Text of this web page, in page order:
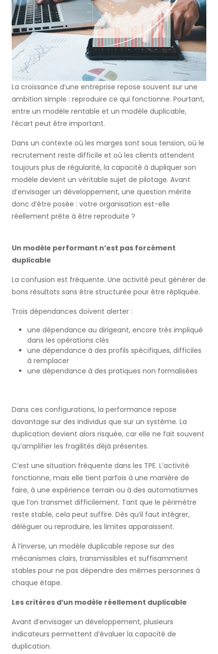
La croissance d’une entreprise repose souvent sur une
ambition simple : reproduire ce qui fonctionne. Pourtant,
entre un modèle rentable et un modèle duplicable,
l’écart peut être important.
Dans un contexte où les marges sont sous tension, où le
recrutement reste difficile et où les clients attendent
toujours plus de régularité, la capacité à dupliquer son
modèle devient un véritable sujet de pilotage. Avant
d’envisager un développement, une question mérite
donc d’être posée : votre organisation est-elle
réellement prête à être reproduite ?
Un modèle performant n’est pas forcément
duplicable
La confusion est fréquente. Une activité peut générer de
bons résultats sans être structurée pour être répliquée.
Trois dépendances doivent alerter :
une dépendance au dirigeant, encore très impliqué
dans les opérations clés
une dépendance à des profils spécifiques, difficiles
à remplacer
une dépendance à des pratiques non formalisées
Dans ces configurations, la performance repose
davantage sur des individus que sur un système. La
duplication devient alors risquée, car elle ne fait souvent
qu’amplifier les fragilités déjà présentes.
C’est une situation fréquente dans les TPE. L’activité
fonctionne, mais elle tient parfois à une manière de
faire, à une expérience terrain ou à des automatismes
que l’on transmet difficilement. Tant que le périmètre
reste stable, cela peut suffire. Dès qu’il faut intégrer,
déléguer ou reproduire, les limites apparaissent.
À l’inverse, un modèle duplicable repose sur des
mécanismes clairs, transmissibles et suffisamment
stables pour ne pas dépendre des mêmes personnes à
chaque étape.
Les critères d’un modèle réellement duplicable
Avant d’envisager un développement, plusieurs
indicateurs permettent d’évaluer la capacité de
duplication.